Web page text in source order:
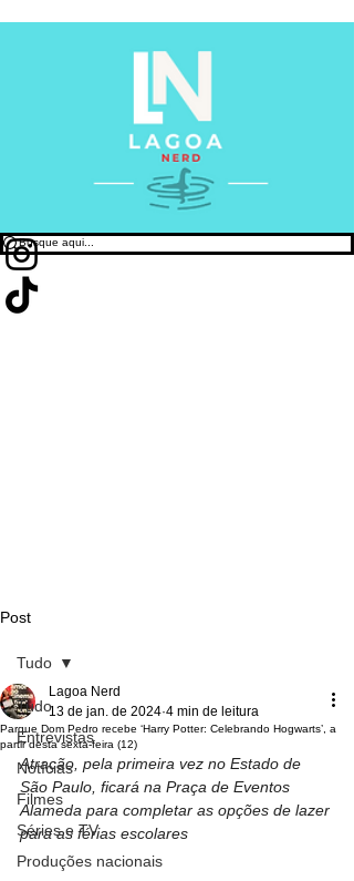
Post
Tudo
Entrevistas
Notícias
Filmes
Séries e TV
Produções nacionais
Tudo
Parque Dom Pedro recebe ‘Harry Potter: Celebrando Hogwarts’, a
partir desta sexta-feira (12)
Lagoa Nerd
13 de jan. de 2024 4 min de leitura
Atração, pela primeira vez no Estado de
São Paulo, ficará na Praça de Eventos
Alameda para completar as opções de lazer
para as férias escolares